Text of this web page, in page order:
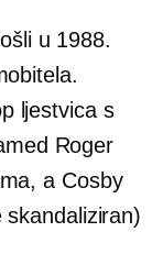
u 1988.
ljestvica s
Roger
a Cosby
skandaliziran)